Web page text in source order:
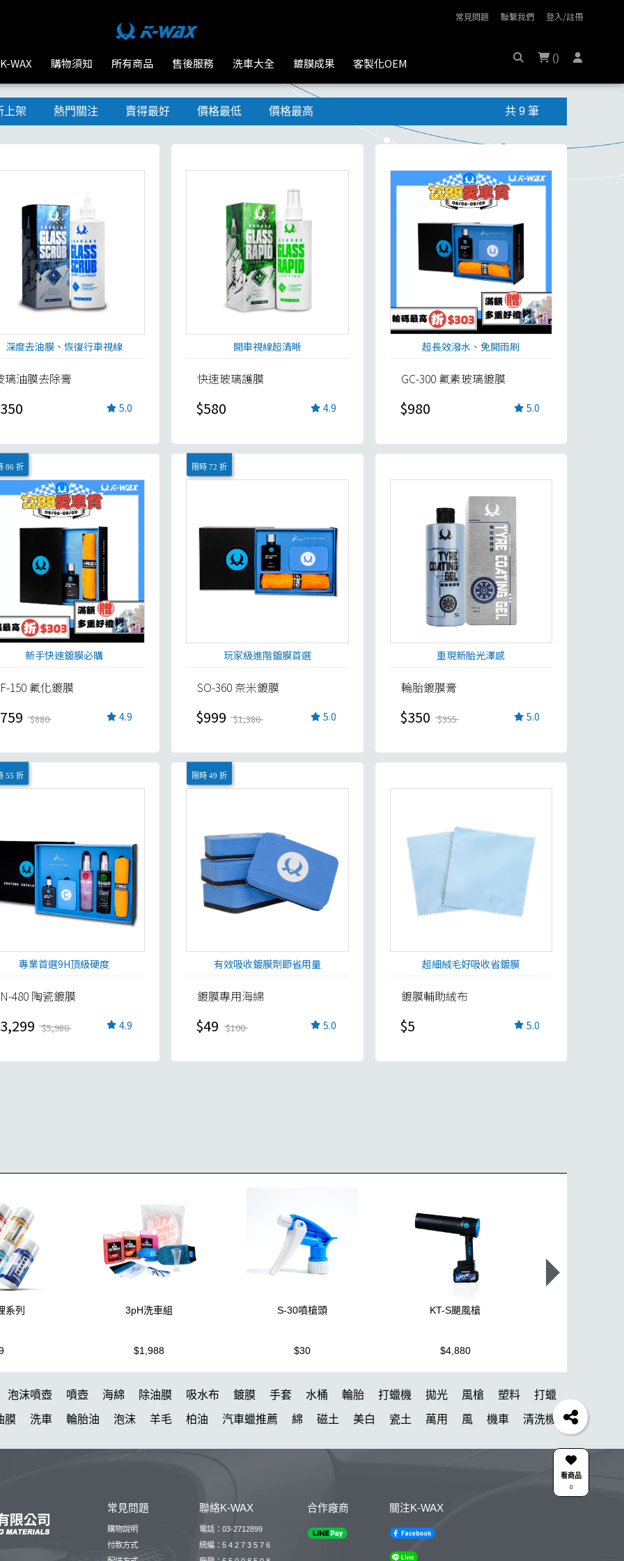
常見問題 聯繫我們 登入/註冊
()
WAX 購物須知 所有商品 售後服務 洗車大全 鍍膜成果 客製化OEM
上架 熱門關注 賣得最好 價格最低 價格最高 共 9 筆
深度去油膜、恢復行車視線
璃油膜去除膏
5.0
開車視線超清晰
快速玻璃護膜
$580 4.9
超長效潑水、免開雨刷
GC-300 氟素玻璃鍍膜
$980 5.0
86 折
新手快速鍍膜必購
150 氟化鍍膜
$880 4.9
限時 72 折
玩家級進階鍍膜首選
SO-360 奈米鍍膜
$999 $1,380 5.0
重現新胎光澤感
輪胎鍍膜膏
$350 $355 5.0
55 折
專業首選9H頂級硬度
480 陶瓷鍍膜
$5,980 4.9
限時 49 折
有效吸收鍍膜劑節省用量
鍍膜專用海綿
$49 $100 5.0
超細絨毛好吸收省鍍膜
鍍膜輔助絨布
$5 5.0
系列 3pH洗車組
$1,988
S-30噴槍頭
$30
KT-S颶風槍
$4,880
泡沫噴壺 噴壺 海綿 除油膜 吸水布 鍍膜 手套 水桶 輪胎 打蠟機 拋光 風槍 塑料 打蠟
膜 洗車 輪胎油 泡沫 羊毛 柏油 汽車蠟推薦 綿 磁土 美白 瓷土 萬用 風 機車 清洗機
槍 內裝 高壓清洗機 香氛 拋光機 蚊蟲 除臭
常見問題
購物說明
付款方式
聯絡K-WAX
電話：03-2712899
統編：5 4 2 7 3 5 7 6
合作廠商 關注K-WAX
看商品
0